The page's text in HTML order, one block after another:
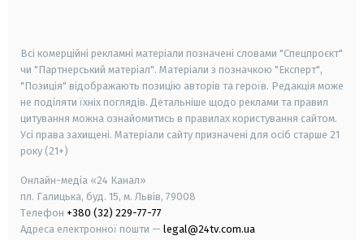
Всі комерційні рекламні матеріали позначені словами "Спецпроєкт"
чи "Партнерський матеріал". Матеріали з позначкою "Експерт",
"Позиція" відображають позицію авторів та героїв. Редакція може
не поділяти їхніх поглядів. Детальніше щодо реклами та правил
цитування можна ознайомитись в правилах користування сайтом.
Усі права захищені. Матеріали сайту призначені для осіб старше 21
року (21+)
Онлайн-медіа «24 Канал»
пл. Галицька, буд. 15, м. Львів, 79008
Телефон +380 (32) 229-77-77
Адреса електронної пошти — legal@24tv.com.ua